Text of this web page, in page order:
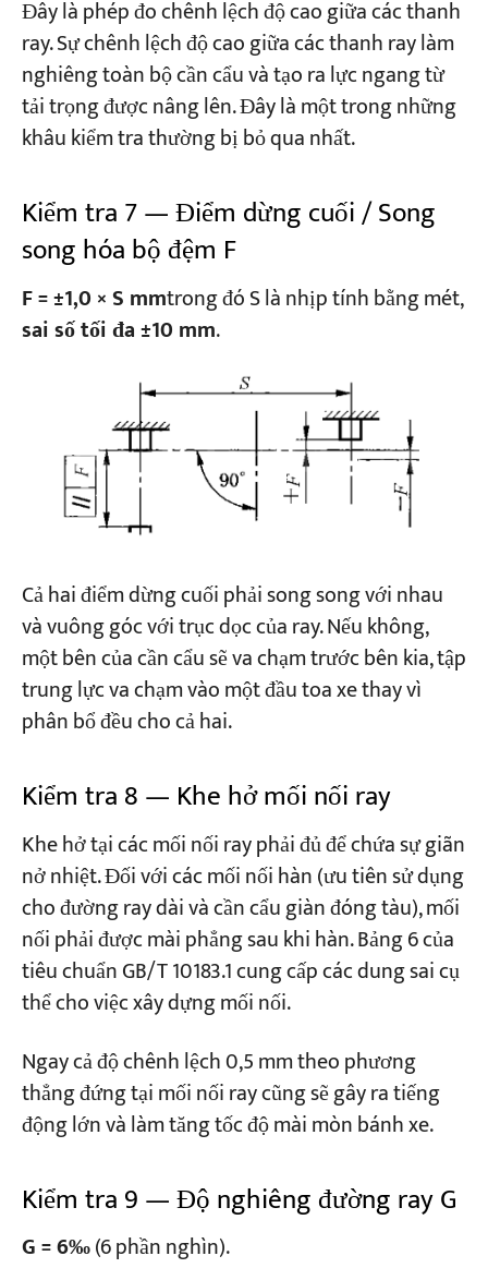
Đây là phép đo chênh lệch độ cao giữa các thanh
ray. Sự chênh lệch độ cao giữa các thanh ray làm
nghiêng toàn bộ cần cẩu và tạo ra lực ngang từ
tải trọng được nâng lên. Đây là một trong những
khâu kiểm tra thường bị bỏ qua nhất.
Kiểm tra 7 — Điểm dừng cuối / Song
song hóa bộ đệm F
F = ±1,0 × S mmtrong đó S là nhịp tính bằng mét,
sai số tối đa ±10 mm.
Cả hai điểm dừng cuối phải song song với nhau
và vuông góc với trục dọc của ray. Nếu không,
một bên của cần cẩu sẽ va chạm trước bên kia, tập
trung lực va chạm vào một đầu toa xe thay vì
phân bổ đều cho cả hai.
Kiểm tra 8 — Khe hở mối nối ray
Khe hở tại các mối nối ray phải đủ để chứa sự giãn
nở nhiệt. Đối với các mối nối hàn (ưu tiên sử dụng
cho đường ray dài và cần cẩu giàn đóng tàu), mối
nối phải được mài phẳng sau khi hàn. Bảng 6 của
tiêu chuẩn GB/T 10183.1 cung cấp các dung sai cụ
thể cho việc xây dựng mối nối.
Ngay cả độ chênh lệch 0,5 mm theo phương
thẳng đứng tại mối nối ray cũng sẽ gây ra tiếng
động lớn và làm tăng tốc độ mài mòn bánh xe.
Kiểm tra 9 — Độ nghiêng đường ray G
G = 6‰(6 phần nghìn).